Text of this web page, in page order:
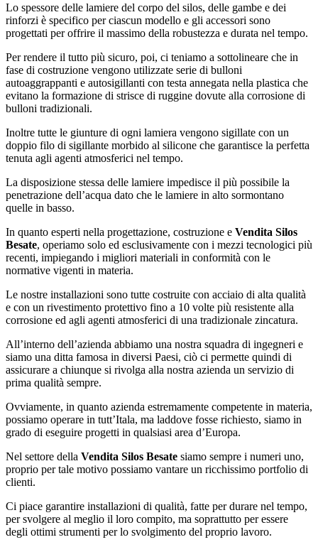
Lo spessore delle lamiere del corpo del silos, delle gambe e dei
rinforzi è specifico per ciascun modello e gli accessori sono
progettati per offrire il massimo della robustezza e durata nel tempo.
Per rendere il tutto più sicuro, poi, ci teniamo a sottolineare che in
fase di costruzione vengono utilizzate serie di bulloni
autoaggrappanti e autosigillanti con testa annegata nella plastica che
evitano la formazione di strisce di ruggine dovute alla corrosione di
bulloni tradizionali.
Inoltre tutte le giunture di ogni lamiera vengono sigillate con un
doppio filo di sigillante morbido al silicone che garantisce la perfetta
tenuta agli agenti atmosferici nel tempo.
La disposizione stessa delle lamiere impedisce il più possibile la
penetrazione dell’acqua dato che le lamiere in alto sormontano
quelle in basso.
In quanto esperti nella progettazione, costruzione e Vendita Silos
Besate, operiamo solo ed esclusivamente con i mezzi tecnologici più
recenti, impiegando i migliori materiali in conformità con le
normative vigenti in materia.
Le nostre installazioni sono tutte costruite con acciaio di alta qualità
e con un rivestimento protettivo fino a 10 volte più resistente alla
corrosione ed agli agenti atmosferici di una tradizionale zincatura.
All’interno dell’azienda abbiamo una nostra squadra di ingegneri e
siamo una ditta famosa in diversi Paesi, ciò ci permette quindi di
assicurare a chiunque si rivolga alla nostra azienda un servizio di
prima qualità sempre.
Ovviamente, in quanto azienda estremamente competente in materia,
possiamo operare in tutt’Itala, ma laddove fosse richiesto, siamo in
grado di eseguire progetti in qualsiasi area d’Europa.
Nel settore della Vendita Silos Besate siamo sempre i numeri uno,
proprio per tale motivo possiamo vantare un ricchissimo portfolio di
clienti.
Ci piace garantire installazioni di qualità, fatte per durare nel tempo,
per svolgere al meglio il loro compito, ma soprattutto per essere
degli ottimi strumenti per lo svolgimento del proprio lavoro.